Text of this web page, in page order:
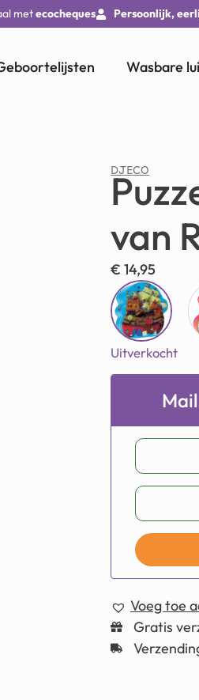
metecocheques Persoonlijk,
Wasbare
DJECO
van
€ 14,95
Uitverkocht
Voeg toe
Gratis